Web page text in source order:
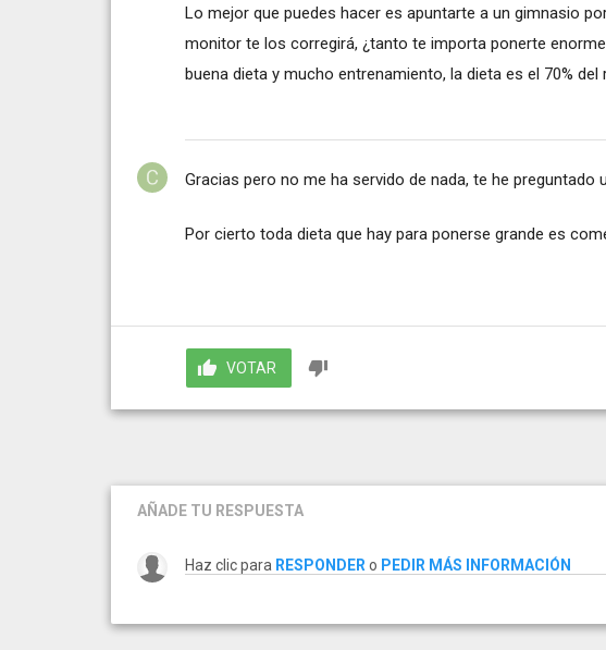
Lo mejor que puedes hacer es apuntarte a un gimnasio
monitor te los corregirá, ¿tanto te importa ponerte
buena dieta y mucho entrenamiento, la dieta es el 70% del
Gracias pero no me ha servido de nada, te he preguntado
Por cierto toda dieta que hay para ponerse grande es
VOTAR
AÑADE TU RESPUESTA
Haz clic para RESPONDERo PEDIR MÁS INFORMACIÓN